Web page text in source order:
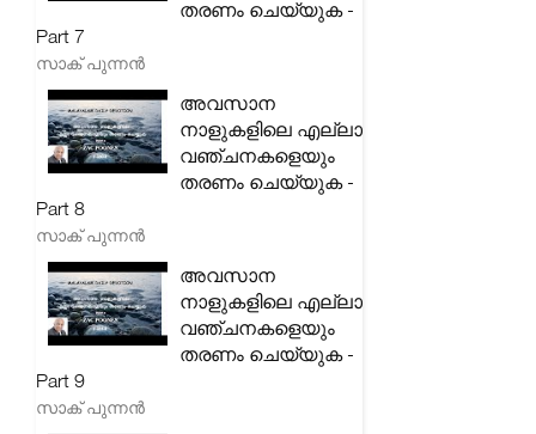
തരണം ചെയ്യുക -
Part 7
സാക് പുന്നൻ
അവസാന
നാളുകളിലെ എല്ലാ
വഞ്ചനകളെയും
തരണം ചെയ്യുക -
Part 8
സാക് പുന്നൻ
അവസാന
നാളുകളിലെ എല്ലാ
വഞ്ചനകളെയും
തരണം ചെയ്യുക -
Part 9
സാക് പുന്നൻ